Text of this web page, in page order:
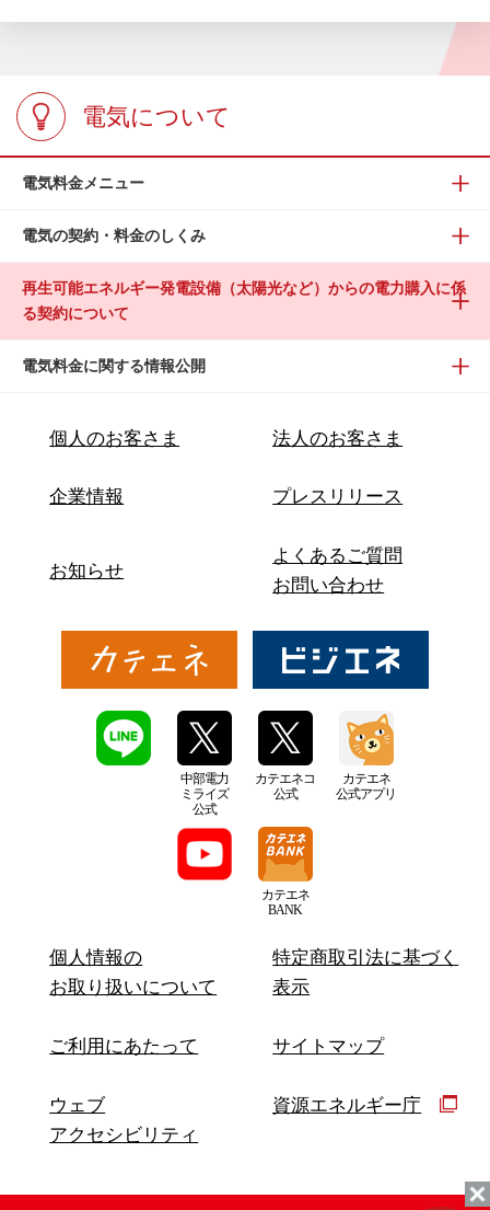
電気について
電気料金メニュー
電気の契約・料金のしくみ
再生可能エネルギー発電設備（太陽光など）からの電力購入に係
る契約について
電気料金に関する情報公開
個人のお客さま 法人のお客さま
企業情報 プレスリリース
お知らせ
よくあるご質問
お問い合わせ
中部電力
ミライズ
公式
カテエネコ
公式
カテエネ
公式アプリ
カテエネ
BANK
個人情報の
お取り扱いについて
特定商取引法に基づく
表示
ご利用にあたって サイトマップ
ウェブ
アクセシビリティ
資源エネルギー庁